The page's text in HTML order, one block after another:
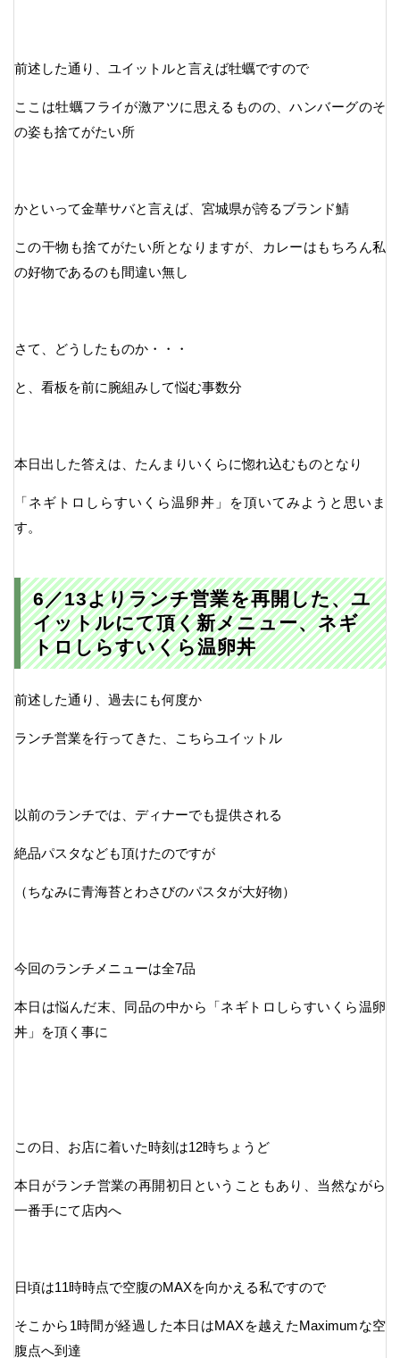
前述した通り、ユイットルと言えば牡蠣ですので
ここは牡蠣フライが激アツに思えるものの、ハンバーグのそ
の姿も捨てがたい所
かといって金華サバと言えば、宮城県が誇るブランド鯖
この干物も捨てがたい所となりますが、カレーはもちろん私
の好物であるのも間違い無し
さて、どうしたものか・・・
と、看板を前に腕組みして悩む事数分
本日出した答えは、たんまりいくらに惚れ込むものとなり
「ネギトロしらすいくら温卵丼」を頂いてみようと思いま
す。
6／13よりランチ営業を再開した、ユ
イットルにて頂く新メニュー、ネギ
トロしらすいくら温卵丼
前述した通り、過去にも何度か
ランチ営業を行ってきた、こちらユイットル
以前のランチでは、ディナーでも提供される
絶品パスタなども頂けたのですが
（ちなみに青海苔とわさびのパスタが大好物）
今回のランチメニューは全7品
本日は悩んだ末、同品の中から「ネギトロしらすいくら温卵
丼」を頂く事に
この日、お店に着いた時刻は12時ちょうど
本日がランチ営業の再開初日ということもあり、当然ながら
一番手にて店内へ
日頃は11時時点で空腹のMAXを向かえる私ですので
そこから1時間が経過した本日はMAXを越えたMaximumな空
腹点へ到達